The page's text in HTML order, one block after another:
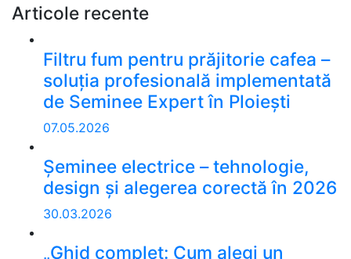
Articole recente
Filtru fum pentru prăjitorie cafea –
soluția profesională implementată
de Seminee Expert în Ploiești
07.05.2026
Șeminee electrice – tehnologie,
design și alegerea corectă în 2026
30.03.2026
„Ghid complet: Cum alegi un